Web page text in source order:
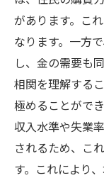
があります。こ
なります。一方
し、金の需要も
相関を理解する
極めることがで
収入水準や失業
されるため、こ
す。これにより